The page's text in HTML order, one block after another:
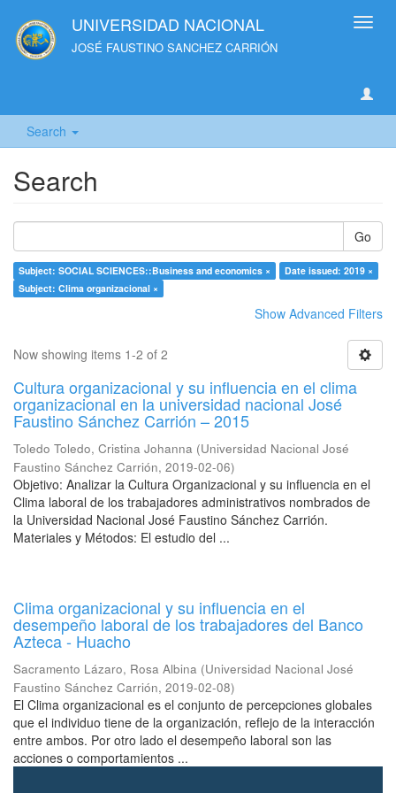
UNIVERSIDAD NACIONAL
JOSÉ FAUSTINO SANCHEZ CARRIÓN
Search
Search
Go
Subject: SOCIAL SCIENCES::Business and economics ×
Date issued: 2019 ×
Subject: Clima organizacional ×
Show Advanced Filters
Now showing items 1-2 of 2
Cultura organizacional y su influencia en el clima
organizacional en la universidad nacional José
Faustino Sánchez Carrión – 2015
Toledo Toledo, Cristina Johanna (Universidad Nacional José
Faustino Sánchez Carrión, 2019-02-06)
Objetivo: Analizar la Cultura Organizacional y su influencia en el
Clima laboral de los trabajadores administrativos nombrados de
la Universidad Nacional José Faustino Sánchez Carrión.
Materiales y Métodos: El estudio del ...
Clima organizacional y su influencia en el
desempeño laboral de los trabajadores del Banco
Azteca - Huacho
Sacramento Lázaro, Rosa Albina (Universidad Nacional José
Faustino Sánchez Carrión, 2019-02-08)
El Clima organizacional es el conjunto de percepciones globales
que el individuo tiene de la organización, reflejo de la interacción
entre ambos. Por otro lado el desempeño laboral son las
acciones o comportamientos ...